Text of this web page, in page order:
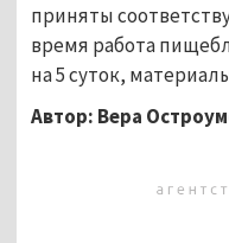
приняты
время работа
на5суток,
Автор: Вера